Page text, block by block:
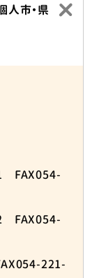
人市・県
FAX054-
FAX054-
221-